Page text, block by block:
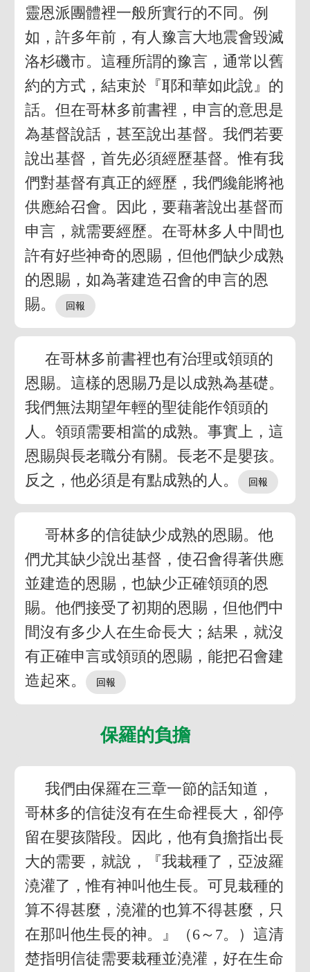
靈恩派團體裡一般所實行的不同。例
如，許多年前，有人豫言大地震會毀滅
洛杉磯市。這種所謂的豫言，通常以舊
約的方式，結束於『耶和華如此說』的
話。但在哥林多前書裡，申言的意思是
為基督說話，甚至說出基督。我們若要
說出基督，首先必須經歷基督。惟有我
們對基督有真正的經歷，我們纔能將祂
供應給召會。因此，要藉著說出基督而
申言，就需要經歷。在哥林多人中間也
許有好些神奇的恩賜，但他們缺少成熟
的恩賜，如為著建造召會的申言的恩
賜。
在哥林多前書裡也有治理或領頭的
恩賜。這樣的恩賜乃是以成熟為基礎。
我們無法期望年輕的聖徒能作領頭的
人。領頭需要相當的成熟。事實上，這
恩賜與長老職分有關。長老不是嬰孩。
反之，他必須是有點成熟的人。
哥林多的信徒缺少成熟的恩賜。他
們尤其缺少說出基督，使召會得著供應
並建造的恩賜，也缺少正確領頭的恩
賜。他們接受了初期的恩賜，但他們中
間沒有多少人在生命長大；結果，就沒
有正確申言或領頭的恩賜，能把召會建
造起來。
保羅的負擔
我們由保羅在三章一節的話知道，
哥林多的信徒沒有在生命裡長大，卻停
留在嬰孩階段。因此，他有負擔指出長
大的需要，就說，『我栽種了，亞波羅
澆灌了，惟有神叫他生長。可見栽種的
算不得甚麼，澆灌的也算不得甚麼，只
在那叫他生長的神。』（6～7。）這清
楚指明信徒需要栽種並澆灌，好在生命